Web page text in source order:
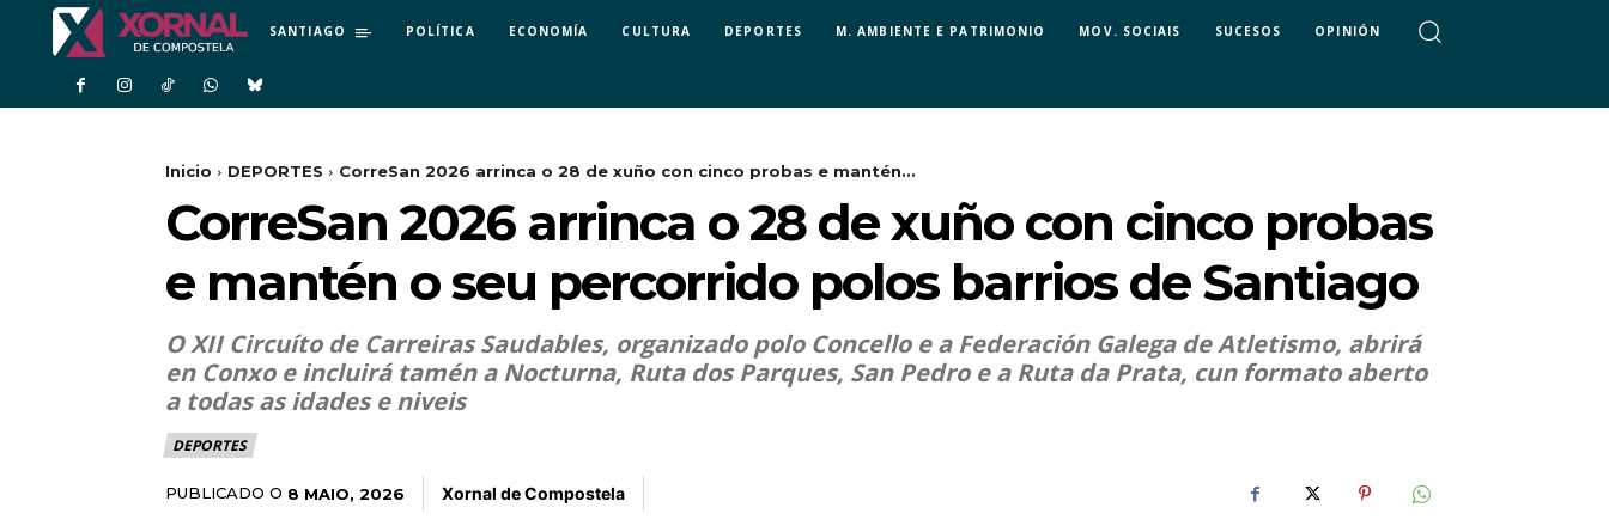
SANTIAGO POLÍTICA ECONOMÍA CULTURA DEPORTES M. AMBIENTE E PATRIMONIO MOV. SOCIAIS SUCESOS OPINIÓN
Inicio DEPORTES CorreSan 2026 arrinca o 28 de xuño con cinco probas e mantén...
CorreSan 2026 arrinca o 28 de xuño con cinco probas
e mantén o seu percorrido polos barrios de Santiago
O XII Circuíto de Carreiras Saudables, organizado polo Concello e a Federación Galega de Atletismo, abrirá
en Conxo e incluirá tamén a Nocturna, Ruta dos Parques, San Pedro e a Ruta da Prata, cun formato aberto
a todas as idades e niveis
DEPORTES
PUBLICADO O 8 MAIO, 2026 Xornal de Compostela